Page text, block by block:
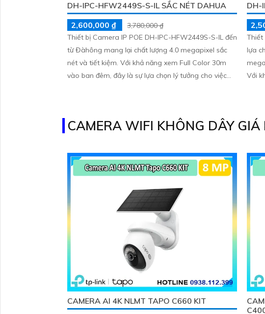
DH-IPC-HFW2449S-S-IL SẮC NÉT DAHUA
2,600,000 ₫
3,780,000 ₫
Thiết bị Camera IP POE DH-IPC-HFW2449S-S-IL đến
từ Đàhông mang lại chất lượng 4.0 megapixel sắc
nét và tiết kiệm. Với khả năng xem Full Color 30m
vào ban đêm, đây là sự lựa chọn lý tưởng cho việc
DH-
Thiết
lựa
Với
CAMERA WIFI KHÔNG DÂY GIÁ
CAMERA AI 4K NLMT TAPO C660 KIT